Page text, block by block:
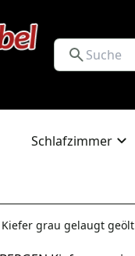
Schlafzimmer
Kiefer grau gelaugt geölt